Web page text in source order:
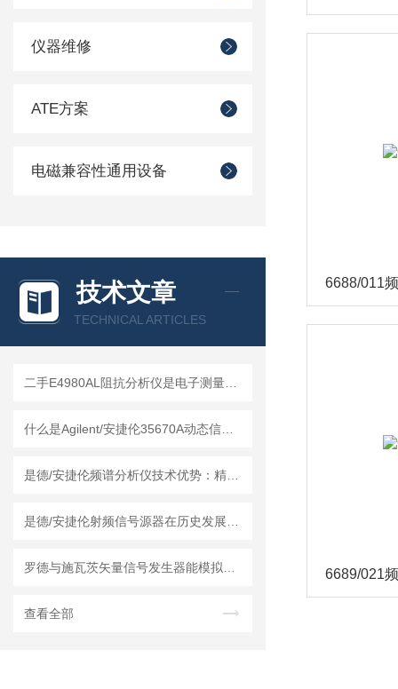
仪器维修
ATE方案
电磁兼容性通用设备
技术文章
TECHNICAL ARTICLES
查看全部
6688/011
6689/021